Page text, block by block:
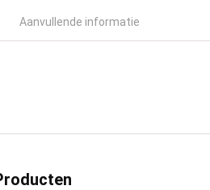
Aanvullende informatie